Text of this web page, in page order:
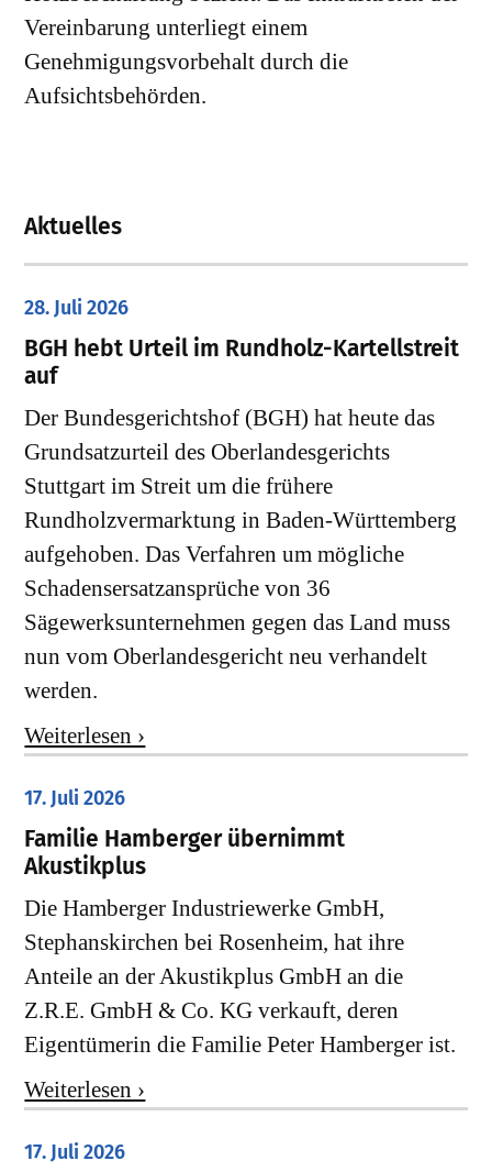
Vereinbarung unterliegt einem
Genehmigungsvorbehalt durch die
Aufsichtsbehörden.
Aktuelles
28. Juli 2026
​BGH hebt Urteil im Rundholz-Kartellstreit
auf
Der Bundesgerichtshof (BGH) hat heute das
Grundsatzurteil des Oberlandesgerichts
Stuttgart im Streit um die frühere
Rundholzvermarktung in Baden-Württemberg
aufgehoben. Das Verfahren um mögliche
Schadensersatzansprüche von 36
Sägewerksunternehmen gegen das Land muss
nun vom Oberlandesgericht neu verhandelt
werden.
Weiterlesen ›
17. Juli 2026
Familie Hamberger übernimmt
Akustikplus
Die Hamberger Industriewerke GmbH,
Stephanskirchen bei Rosenheim, hat ihre
Anteile an der Akustikplus GmbH an die
Z.R.E. GmbH & Co. KG verkauft, deren
Eigentümerin die Familie Peter Hamberger ist.
Weiterlesen ›
17. Juli 2026